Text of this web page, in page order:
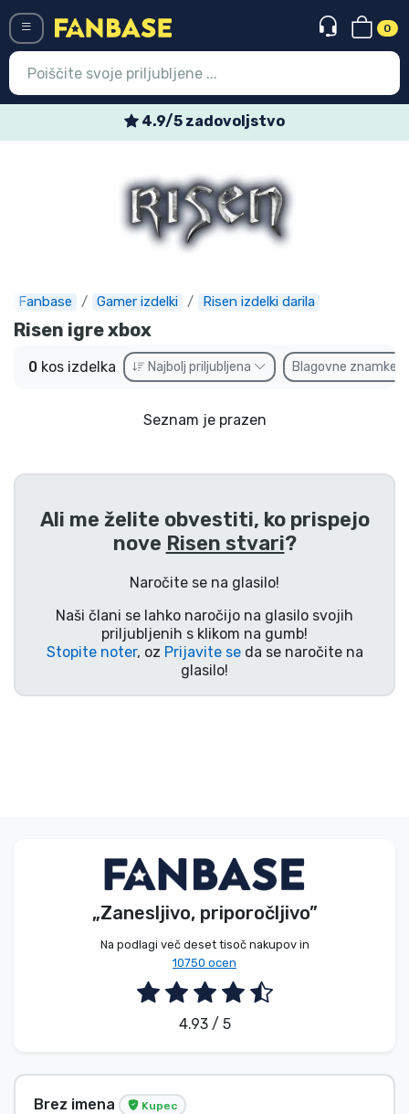
0
4.9/5 zadovoljstvo
Fanbase Gamer izdelki Risen izdelki darila
Risen igre xbox
0 kos izdelka Najbolj priljubljena Blagovne znamke
Seznam je prazen
Ali me želite obvestiti, ko prispejo
nove Risen stvari?
Naročite se na glasilo!
Naši člani se lahko naročijo na glasilo svojih
priljubljenih s klikom na gumb!
Stopite noter, oz Prijavite seda se naročite na
glasilo!
„Zanesljivo, priporočljivo”
Na podlagi več deset tisoč nakupov in
10750 ocen
4.93 / 5
Brez imena Kupec
Najnovejsi izdelki
Ekspresna dostava
Prednaročila
Outlet izdelki
Dostava in plačilo
Tv serijske izdelki
Filmske izdelki
Risani izdelki
Anime izdelki
Blagovne znamke